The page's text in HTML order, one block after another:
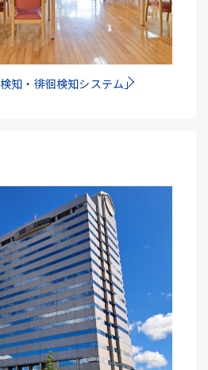
知・徘徊検知システム」